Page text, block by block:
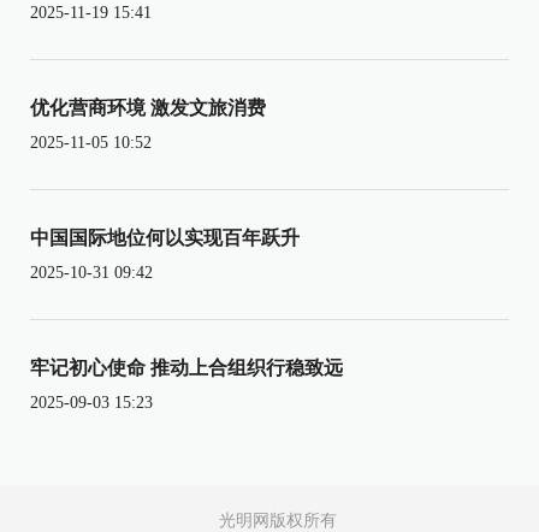
2025-11-19 15:41
优化营商环境 激发文旅消费
2025-11-05 10:52
中国国际地位何以实现百年跃升
2025-10-31 09:42
牢记初心使命 推动上合组织行稳致远
2025-09-03 15:23
光明网版权所有